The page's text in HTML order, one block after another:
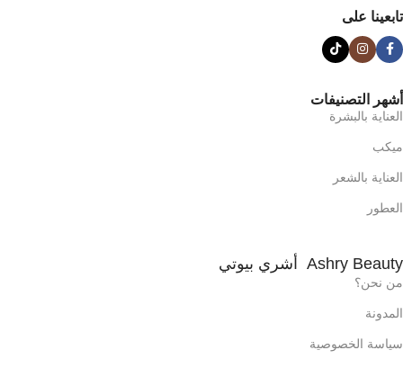
تابعينا على
أشهر التصنيفات
العناية بالبشرة
ميكب
العناية بالشعر
العطور
Ashry Beauty أشري بيوتي
من نحن؟
المدونة
سياسة الخصوصية